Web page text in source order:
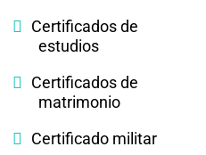
Certificados de
estudios
Certificados de
matrimonio
Certificado militar